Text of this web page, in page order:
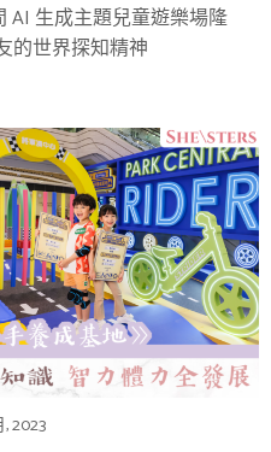
AI 生成主題兒童遊樂場隆
的世界探知精神
2023